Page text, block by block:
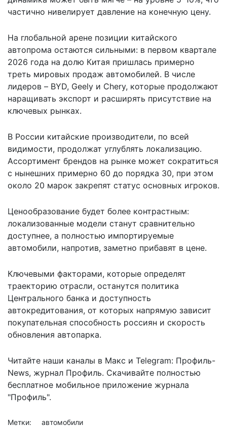
частично нивелирует давление на конечную цену.
На глобальной арене позиции китайского
автопрома остаются сильными: в первом квартале
2026 года на долю Китая пришлась примерно
треть мировых продаж автомобилей. В числе
лидеров – BYD, Geely и Chery, которые продолжают
наращивать экспорт и расширять присутствие на
ключевых рынках.
В России китайские производители, по всей
видимости, продолжат углублять локализацию.
Ассортимент брендов на рынке может сократиться
с нынешних примерно 60 до порядка 30, при этом
около 20 марок закрепят статус основных игроков.
Ценообразование будет более контрастным:
локализованные модели станут сравнительно
доступнее, а полностью импортируемые
автомобили, напротив, заметно прибавят в цене.
Ключевыми факторами, которые определят
траекторию отрасли, останутся политика
Центрального банка и доступность
автокредитования, от которых напрямую зависит
покупательная способность россиян и скорость
обновления автопарка.
Читайте наши каналы в Макс и Telegram: Профиль-
News, журнал Профиль. Скачивайте полностью
бесплатное мобильное приложение журнала
"Профиль".
Метки: автомобили